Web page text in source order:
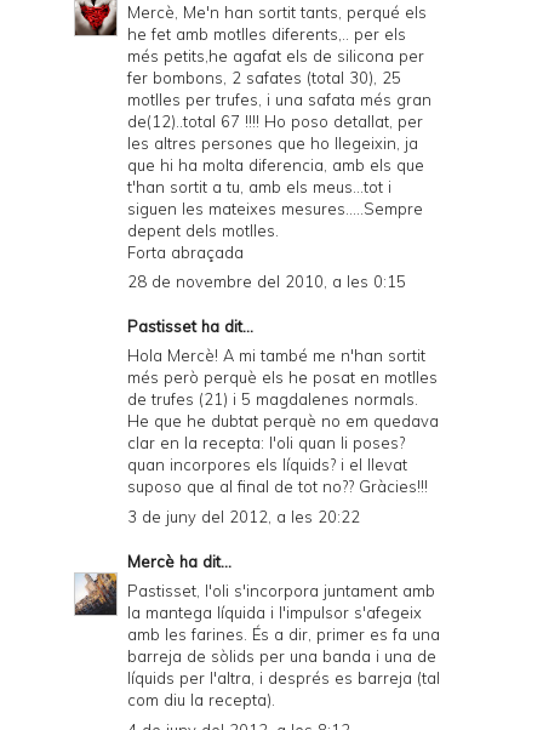
Mercè, Me'n han sortit tants, perqué els
he fet amb motlles diferents,.. per els
més petits,he agafat els de silicona per
fer bombons, 2 safates (total 30), 25
motlles per trufes, i una safata més gran
de(12)..total 67 !!!! Ho poso detallat, per
les altres persones que ho llegeixin, ja
que hi ha molta diferencia, amb els que
t'han sortit a tu, amb els meus...tot i
siguen les mateixes mesures.....Sempre
depent dels motlles.
Forta abraçada
28 de novembre del 2010, a les 0:15
Pastisset ha dit...
Hola Mercè! A mi també me n'han sortit
més però perquè els he posat en motlles
de trufes (21) i 5 magdalenes normals.
He que he dubtat perquè no em quedava
clar en la recepta: l'oli quan li poses?
quan incorpores els líquids? i el llevat
suposo que al final de tot no?? Gràcies!!!
3 de juny del 2012, a les 20:22
Mercè ha dit...
Pastisset, l'oli s'incorpora juntament amb
la mantega líquida i l'impulsor s'afegeix
amb les farines. És a dir, primer es fa una
barreja de sòlids per una banda i una de
líquids per l'altra, i després es barreja (tal
com diu la recepta).